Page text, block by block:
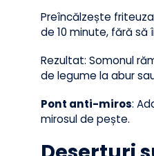
Mod de preparare:
Tamponează
fileu cu muștar
fixeze bine.
Preîncălzește
de 10 minute, fără